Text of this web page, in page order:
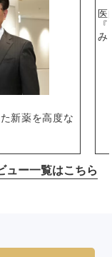
新薬を高度な
医
み
ュー一覧はこちら